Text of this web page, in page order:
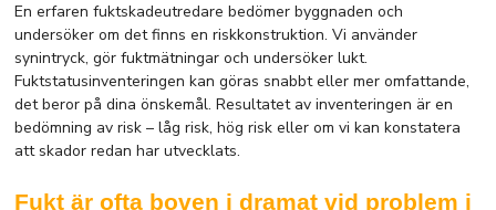
En erfaren fuktskadeutredare bedömer byggnaden och
undersöker om det finns en riskkonstruktion. Vi använder
synintryck, gör fuktmätningar och undersöker lukt.
Fuktstatusinventeringen kan göras snabbt eller mer omfattande,
det beror på dina önskemål. Resultatet av inventeringen är en
bedömning av risk – låg risk, hög risk eller om vi kan konstatera
att skador redan har utvecklats.
Fukt är ofta boven i dramat vid problem i